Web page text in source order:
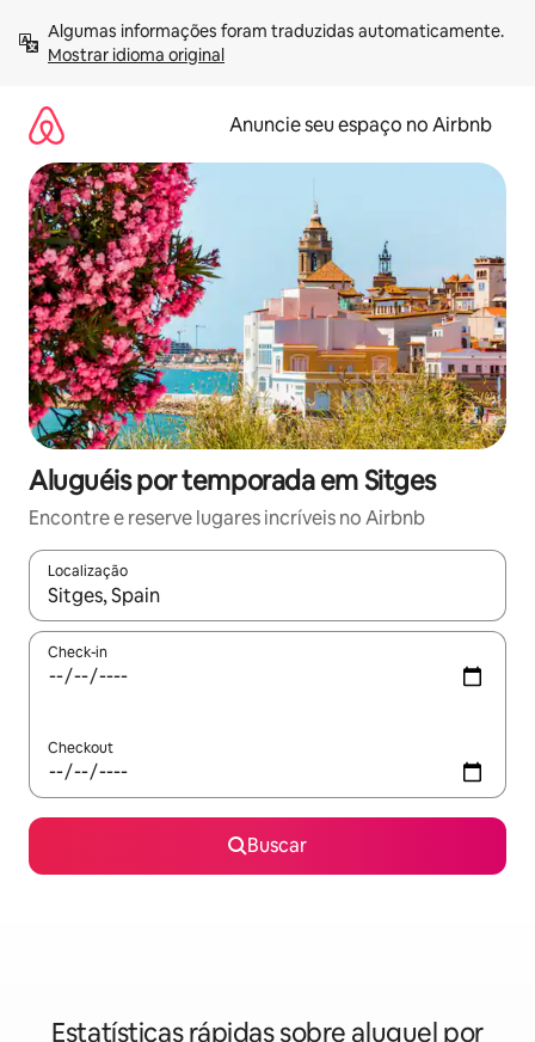
para
Mostrar idioma original
Anuncie seu espaço no Airbnb
Aluguéis por temporada em Sitges
Encontre e reserve lugares incríveis no Airbnb
Localização
Quando os resultados estiverem disponíveis, explore-os
Check-in
Checkout
Buscar
Estatísticas rápidas sobre aluguel por